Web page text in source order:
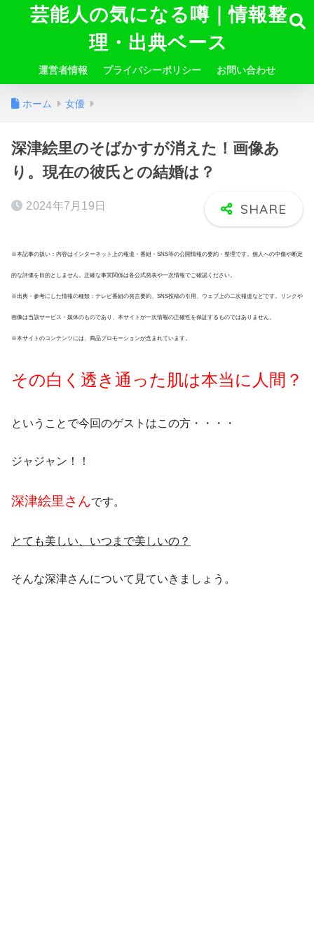
芸能人の気になる噂｜情報整
理・出典ベース
運営者情報 プライバシーポリシー お問い合わせ
ホーム 女優
深津絵里のそばかすが消えた！画像あ
り。現在の彼氏との結婚は？
2024年7月19日
※本記事の扱い：内容はインターネット上の報道・番組・SNS等の公開情報の要約・整理です。個人への中傷や断定
的な評価を目的としません。正確な事実関係は各公式発表や一次情報でご確認ください。
※出典・参考にした情報の種類：テレビ番組の発言要約、SNS投稿の引用、ウェブ上の二次報道などです。リンクや
画像は当該サービス・媒体のものであり、本サイトが一次情報の正確性を保証するものではありません。
※本サイトのコンテンツには、商品プロモーションが含まれています。
その白く透き通った肌は本当に人間？
ということで今回のゲストはこの方・・・・
ジャジャン！！
深津絵里さんです。
とても美しい、いつまで美しいの？
そんな深津さんについて見ていきましょう。